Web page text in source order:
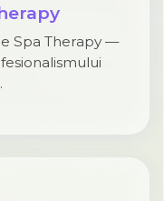
Spa Therapy —